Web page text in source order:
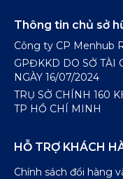
Thông tin chủ sở
Công ty CP Menhub
GPĐKKD DO SỞ TÀI
NGÀY 16/07/2024
TRỤ SỞ CHÍNH 160
TP HỒ CHÍ MINH
HỖ TRỢ KHÁCH
Chính sách đổi hàng